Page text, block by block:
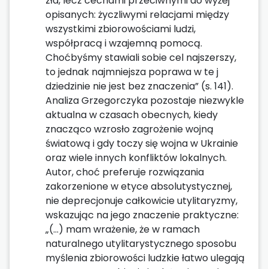
opisanych: życzliwymi relacjami między
wszystkimi zbiorowościami ludzi,
współpracą i wzajemną pomocą.
Choćbyśmy stawiali sobie cel najszerszy,
to jednak najmniejsza poprawa w te j
dziedzinie nie jest bez znaczenia” (s. 141).
Analiza Grzegorczyka pozostaje niezwykle
aktualna w czasach obecnych, kiedy
znacząco wzrosło zagrożenie wojną
światową i gdy toczy się wojna w Ukrainie
oraz wiele innych konfliktów lokalnych.
Autor, choć preferuje rozwiązania
zakorzenione w etyce absolutystycznej,
nie deprecjonuje całkowicie utylitaryzmy,
wskazując na jego znaczenie praktyczne:
„(…) mam wrażenie, że w ramach
naturalnego utylitarystycznego sposobu
myślenia zbiorowości ludzkie łatwo ulegają